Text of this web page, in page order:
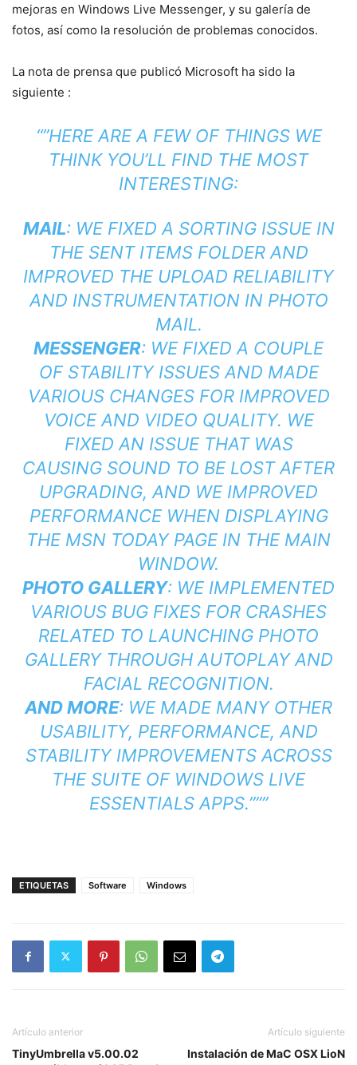
mejoras en Windows Live Messenger, y su galería de
fotos, así como la resolución de problemas conocidos.
La nota de prensa que publicó Microsoft ha sido la
siguiente :
“”HERE ARE A FEW OF THINGS WE
THINK YOU’LL FIND THE MOST
INTERESTING:
MAIL: WE FIXED A SORTING ISSUE IN
THE SENT ITEMS FOLDER AND
IMPROVED THE UPLOAD RELIABILITY
AND INSTRUMENTATION IN PHOTO
MAIL.
MESSENGER: WE FIXED A COUPLE
OF STABILITY ISSUES AND MADE
VARIOUS CHANGES FOR IMPROVED
VOICE AND VIDEO QUALITY. WE
FIXED AN ISSUE THAT WAS
CAUSING SOUND TO BE LOST AFTER
UPGRADING, AND WE IMPROVED
PERFORMANCE WHEN DISPLAYING
THE MSN TODAY PAGE IN THE MAIN
WINDOW.
PHOTO GALLERY: WE IMPLEMENTED
VARIOUS BUG FIXES FOR CRASHES
RELATED TO LAUNCHING PHOTO
GALLERY THROUGH AUTOPLAY AND
FACIAL RECOGNITION.
AND MORE: WE MADE MANY OTHER
USABILITY, PERFORMANCE, AND
STABILITY IMPROVEMENTS ACROSS
THE SUITE OF WINDOWS LIVE
ESSENTIALS APPS.”””
ETIQUETAS Software Windows
Artículo anterior
TinyUmbrella v5.00.02
Artículo siguiente
Instalación de MaC OSX LioN